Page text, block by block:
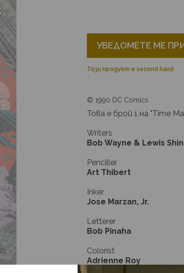
УВЕДОМЕТЕ МЕ
Този продукт е second hand
© 1990 DC Comics
Това е брой 1 на "Time
Writers
Bob Wayne & Lewis
Penciller
Art Thibert
Inker
Jose Marzan, Jr.
Letterer
Bob Pinaha
Colorist
Adrienne Roy